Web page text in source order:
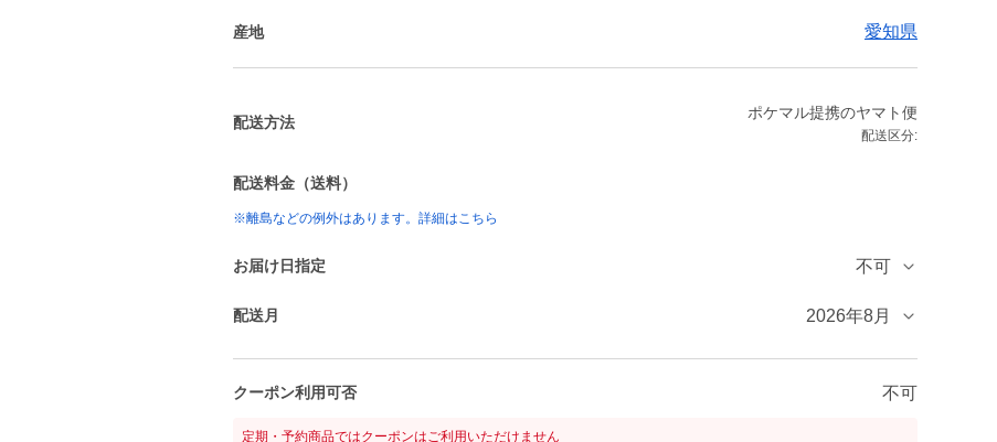
産地 愛知県
配送方法
ポケマル提携のヤマト便
配送区分:
配送料金（送料）
※離島などの例外はあります。詳細はこちら
お届け日指定 不可
配送月 2026年8月
クーポン利用可否 不可
定期・予約商品ではクーポンはご利用いただけません